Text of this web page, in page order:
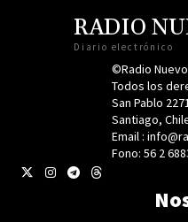
RADIO
Diario electrónico
©Radio
Todos los
San Pablo
Santiago,
Email :
Fono: 56 2